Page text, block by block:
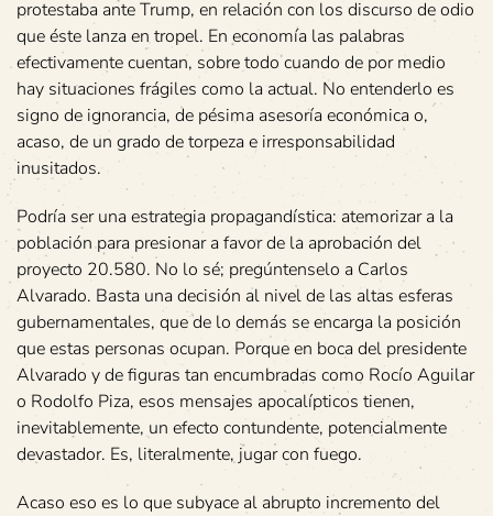
protestaba ante Trump, en relación con los discurso de odio
que éste lanza en tropel. En economía las palabras
efectivamente cuentan, sobre todo cuando de por medio
hay situaciones frágiles como la actual. No entenderlo es
signo de ignorancia, de pésima asesoría económica o,
acaso, de un grado de torpeza e irresponsabilidad
inusitados.
Podría ser una estrategia propagandística: atemorizar a la
población para presionar a favor de la aprobación del
proyecto 20.580. No lo sé; pregúntenselo a Carlos
Alvarado. Basta una decisión al nivel de las altas esferas
gubernamentales, que de lo demás se encarga la posición
que estas personas ocupan. Porque en boca del presidente
Alvarado y de figuras tan encumbradas como Rocío Aguilar
o Rodolfo Piza, esos mensajes apocalípticos tienen,
inevitablemente, un efecto contundente, potencialmente
devastador. Es, literalmente, jugar con fuego.
Acaso eso es lo que subyace al abrupto incremento del